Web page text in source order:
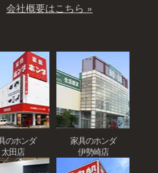
会社概要はこちら »
のホンダ
太田店
家具のホンダ
伊勢崎店